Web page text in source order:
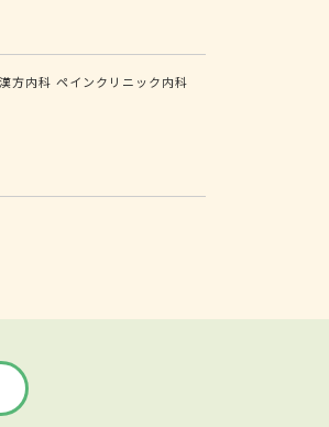
漢方内科 ペインクリニック内科